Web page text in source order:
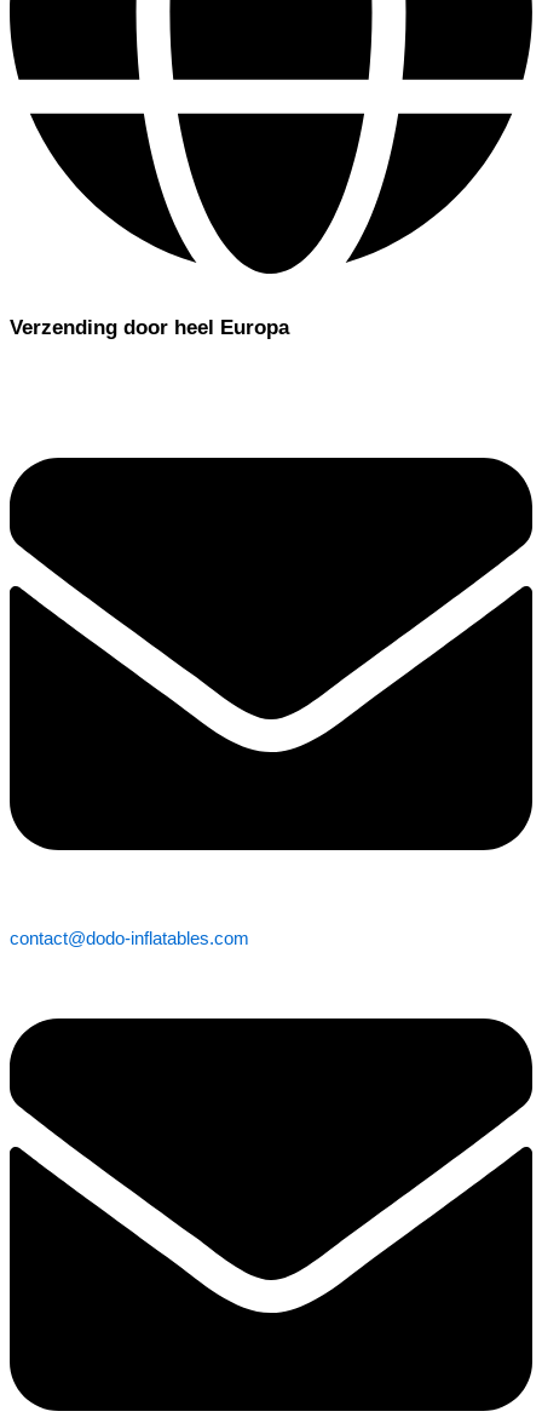
Verzending door heel Europa
contact@dodo-inflatables.com